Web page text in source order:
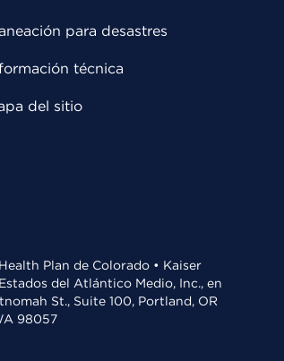
para desastres
técnica
del sitio
Plan de Colorado • Kaiser
del Atlántico Medio, Inc., en
St., Suite 100, Portland, OR
98057